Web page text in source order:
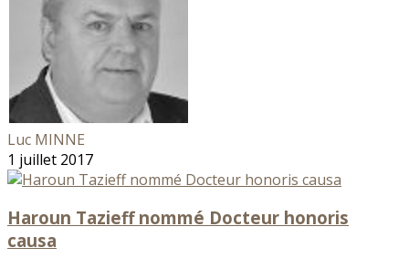
Luc MINNE
1 juillet 2017
Haroun Tazieff nommé Docteur honoris
causa